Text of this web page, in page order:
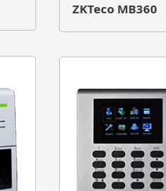
ZKTeco MB360